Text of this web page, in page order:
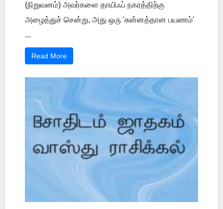
(நிறுவனம்) அவர்களை தாயிஃப் நகரத்திற்கு
அழைத்துச் சென்று, அது ஒரு 'சுன்னத்தான பயணம்'
...
Read More